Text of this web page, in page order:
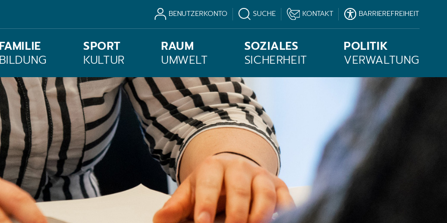
BENUTZERKONTO SUCHE KONTAKT BARRIEREFREIHEIT
FAMILIE
BILDUNG
SPORT
KULTUR
RAUM
UMWELT
SOZIALES
SICHERHEIT
POLITIK
VERWALTUNG